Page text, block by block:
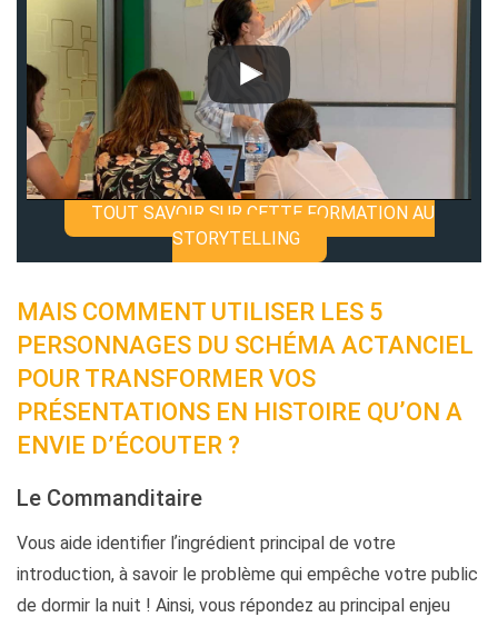
TOUT SAVOIR SUR CETTE FORMATION AU
STORYTELLING
MAIS COMMENT UTILISER LES 5
PERSONNAGES DU SCHÉMA ACTANCIEL
POUR TRANSFORMER VOS
PRÉSENTATIONS EN HISTOIRE QUʼON A
ENVIE D’ÉCOUTER ?
Le Commanditaire
Vous aide identifier lʼingrédient principal de votre
introduction, à savoir le problème qui empêche votre public
de dormir la nuit ! Ainsi, vous répondez au principal enjeu